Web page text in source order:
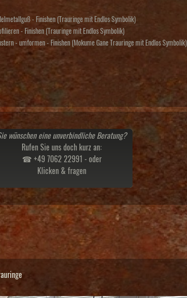
- Finishen (Trauringe mit Endlos Symbolik)
- Finishen (Trauringe mit Endlos Symbolik)
- umformen - Finishen (Mokume Gane Trauringe mit Endlos Symbolik)
wünschen eine unverbindliche Beratung?
Rufen Sie uns doch kurz an:
☎ +49 7062 22991 - oder
Klicken & fragen